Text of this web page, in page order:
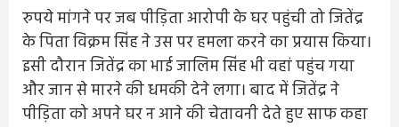
रुपये मांगने पर जब पीड़िता आरोपी के घर पहुंची तो जितेंद्र
के पिता विक्रम सिंह ने उस पर हमला करने का प्रयास किया।
इसी दौरान जितेंद्र का भाई जालिम सिंह भी वहां पहुंच गया
और जान से मारने की धमकी देने लगा। बाद में जितेंद्र ने
पीड़िता को अपने घर न आने की चेतावनी देते हुए साफ कहा